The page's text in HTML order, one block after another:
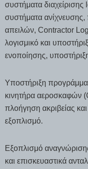
συστήματα
συστήματα
απειλών, Contractor
λογισμικό και
ενοποίησης,
Υποστήριξη
κινητήρα αεροσκαφών
πλοήγηση ακριβείας
εξοπλισμό.
Εξοπλισμό
και επισκευαστικά